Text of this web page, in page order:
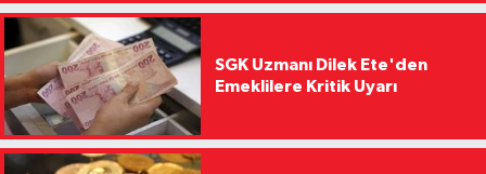
SGK Uzmanı Dilek Ete'den
Emeklilere Kritik Uyarı